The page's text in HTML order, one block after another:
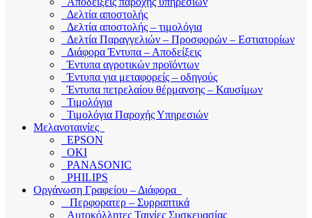
Δελτία αποστολής
Δελτία αποστολής – τιμολόγια
Δελτία Παραγγελιών – Προσφορών – Εστιατορίων
Διάφορα Έντυπα – Αποδείξεις
Έντυπα αγροτικών προϊόντων
Έντυπα για μεταφορείς – οδηγούς
Έντυπα πετρελαίου θέρμανσης – Καυσίμων
Τιμολόγια
Τιμολόγια Παροχής Υπηρεσιών
Μελανοταινίες
EPSON
OKI
PANASONIC
PHILIPS
Οργάνωση Γραφείου – Διάφορα
Περφορατερ – Συρραπτικά
Αυτοκόλλητες Ταινίες Συσκευασίας